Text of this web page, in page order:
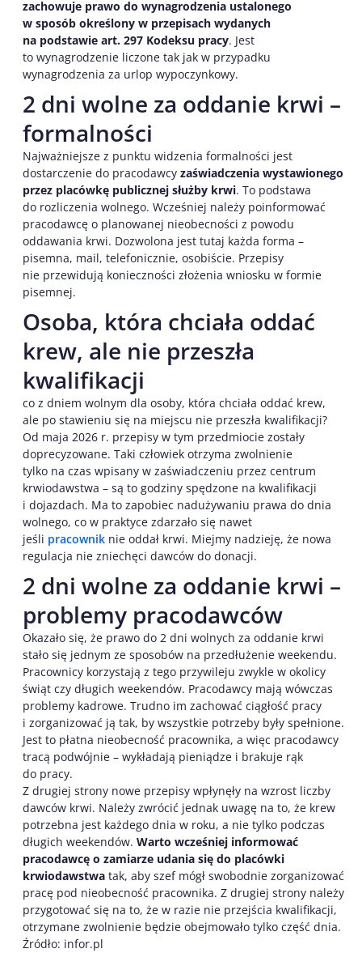
zachowuje prawo do wynagrodzenia ustalonego
w sposób określony w przepisach wydanych
na podstawie art. 297 Kodeksu pracy. Jest
to wynagrodzenie liczone tak jak w przypadku
wynagrodzenia za urlop wypoczynkowy.
2 dni wolne za oddanie krwi –
formalności
Najważniejsze z punktu widzenia formalności jest
dostarczenie do pracodawcy zaświadczenia wystawionego
przez placówkę publicznej służby krwi. To podstawa
do rozliczenia wolnego. Wcześniej należy poinformować
pracodawcę o planowanej nieobecności z powodu
oddawania krwi. Dozwolona jest tutaj każda forma –
pisemna, mail, telefonicznie, osobiście. Przepisy
nie przewidują konieczności złożenia wniosku w formie
pisemnej.
Osoba, która chciała oddać
krew, ale nie przeszła
kwalifikacji
co z dniem wolnym dla osoby, która chciała oddać krew,
ale po stawieniu się na miejscu nie przeszła kwalifikacji?
Od maja 2026 r. przepisy w tym przedmiocie zostały
doprecyzowane. Taki człowiek otrzyma zwolnienie
tylko na czas wpisany w zaświadczeniu przez centrum
krwiodawstwa – są to godziny spędzone na kwalifikacji
i dojazdach. Ma to zapobiec nadużywaniu prawa do dnia
wolnego, co w praktyce zdarzało się nawet
jeśli pracownik nie oddał krwi. Miejmy nadzieję, że nowa
regulacja nie zniechęci dawców do donacji.
2 dni wolne za oddanie krwi –
problemy pracodawców
Okazało się, że prawo do 2 dni wolnych za oddanie krwi
stało się jednym ze sposobów na przedłużenie weekendu.
Pracownicy korzystają z tego przywileju zwykle w okolicy
świąt czy długich weekendów. Pracodawcy mają wówczas
problemy kadrowe. Trudno im zachować ciągłość pracy
i zorganizować ją tak, by wszystkie potrzeby były spełnione.
Jest to płatna nieobecność pracownika, a więc pracodawcy
tracą podwójnie – wykładają pieniądze i brakuje rąk
do pracy.
Z drugiej strony nowe przepisy wpłynęły na wzrost liczby
dawców krwi. Należy zwrócić jednak uwagę na to, że krew
potrzebna jest każdego dnia w roku, a nie tylko podczas
długich weekendów. Warto wcześniej informować
pracodawcę o zamiarze udania się do placówki
krwiodawstwa tak, aby szef mógł swobodnie zorganizować
pracę pod nieobecność pracownika. Z drugiej strony należy
przygotować się na to, że w razie nie przejścia kwalifikacji,
otrzymane zwolnienie będzie obejmowało tylko część dnia.
Źródło: infor.pl